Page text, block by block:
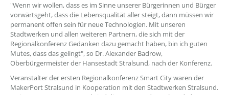
"Wenn wir wollen, dass es im Sinne unserer Bürgerinnen und Bürger
vorwärtsgeht, dass die Lebensqualität aller steigt, dann müssen wir
permanent offen sein für neue Technologien. Mit unseren
Stadtwerken und allen weiteren Partnern, die sich mit der
Regionalkonferenz Gedanken dazu gemacht haben, bin ich guten
Mutes, dass das gelingt", so Dr. Alexander Badrow,
Oberbürgermeister der Hansestadt Stralsund, nach der Konferenz.
Veranstalter der ersten Regionalkonferenz Smart City waren der
MakerPort Stralsund in Kooperation mit den Stadtwerken Stralsund.